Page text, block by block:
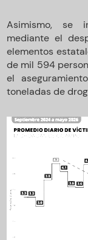
Asimismo, se
mediante el
elementos
de mil 594
el
toneladas de